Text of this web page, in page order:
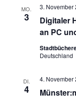
MO.
3
Digitaler
an PC
3. November
Deutschland
DI.
4
4. November